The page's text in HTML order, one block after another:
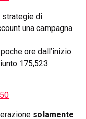
strategie di
una campagna
ore dall’inizio
175,523
solamente